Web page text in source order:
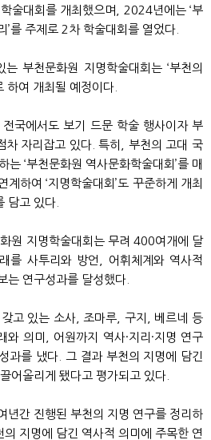
술대회를 개최했으며, 2024년에는 ‘부
’를 주제로 2차 학술대회를 열었다.
부천문화원 지명학술대회는 ‘부천의
하여 개최될 예정이다.
국에서도 보기 드문 학술 행사이자 부
차 자리잡고 있다. 특히, 부천의 고대 국
는 ‘부천문화원 역사문화학술대회’를 매
계하여 ‘지명학술대회’도 꾸준하게 개최
담고 있다.
원 지명학술대회는 무려 400여개에 달
를 사투리와 방언, 어휘체계와 역사적
는 연구성과를 달성했다.
고 있는 소사, 조마루, 구지, 베르네 등
와 의미, 어원까지 역사·지리·지명 연구
과를 냈다. 그 결과 부천의 지명에 담긴
어올리게 됐다고 평가되고 있다.
년간 진행된 부천의 지명 연구를 정리하
지명에 담긴 역사적 의미에 주목한 연